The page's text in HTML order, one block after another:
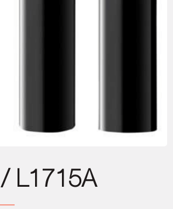
L1715A